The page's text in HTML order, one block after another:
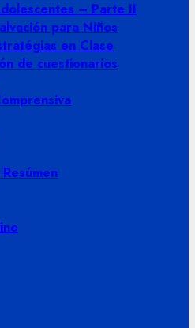
– Parte II
para Niños
en Clase
de cuestionarios